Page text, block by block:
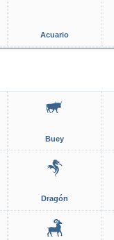
Acuario
Buey
Dragón